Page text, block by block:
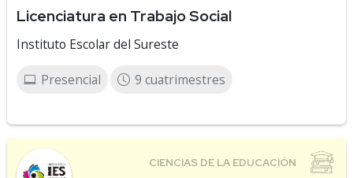
Licenciatura en Trabajo Social
Instituto Escolar del Sureste
Presencial 9 cuatrimestres